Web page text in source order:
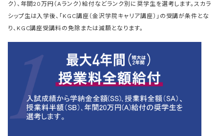
ク）、年間20万円（Aランク）給付などランク別に奨学生を選考します。スカラ
シップ生は入学後、「KGC講座（金沢学院キャリア講座）」の受講が条件とな
り、KGC講座受講料の免除または減額となります。